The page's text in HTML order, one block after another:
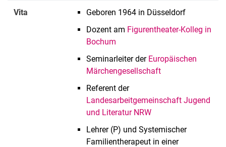
Vita
Geboren 1964 in Düsseldorf
Dozent am Figurentheater-Kolleg in
Bochum
Seminarleiter der Europäischen
Märchengesellschaft
Referent der
Landesarbeitgemeinschaft Jugend
und Literatur NRW
Lehrer (P) und Systemischer
Familientherapeut in einer